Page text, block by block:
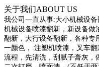
关于我们ABOUT US
我公司一直从事:大小机械设
机械设备喷漆翻新，新设备做
翻新，大行设备翻新，各种专
一颜色，:注塑机喷漆，叉车
流程，先清洗，刮腻子膏灰，